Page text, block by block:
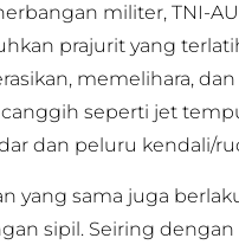
militer, TNI-
prajurit yang
memelihara,
seperti jet
dan peluru kendali/
yang sama juga
sipil. Seiring